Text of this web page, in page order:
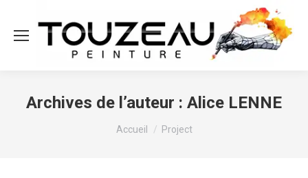
Archives de l’auteur : Alice LENNE
Vous êtes ici :
Accueil Project